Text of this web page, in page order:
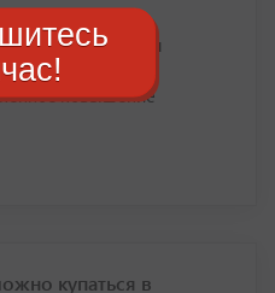
в Приморье
меняется
повышение
купаться в